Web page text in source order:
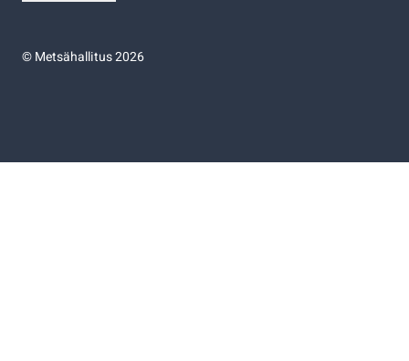
©Metsähallitus 2026